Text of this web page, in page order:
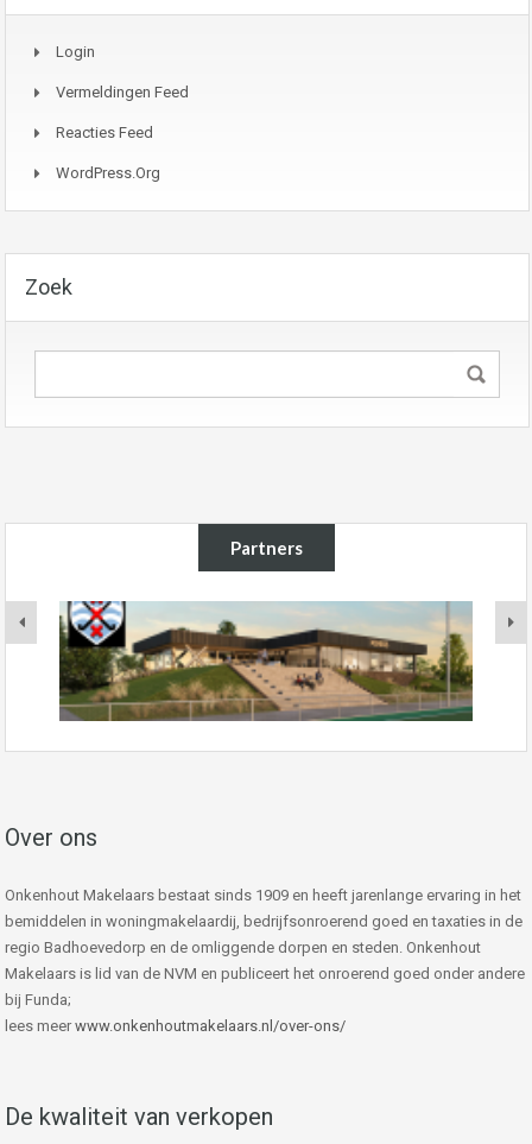
Login
Vermeldingen Feed
Reacties Feed
WordPress.org
Zoek
Partners
Over ons
Onkenhout Makelaars bestaat sinds 1909 en heeft jarenlange ervaring in het
bemiddelen in woningmakelaardij, bedrijfsonroerend goed en taxaties in de
regio Badhoevedorp en de omliggende dorpen en steden. Onkenhout
Makelaars is lid van de NVM en publiceert het onroerend goed onder andere
bij Funda;
lees meer www.onkenhoutmakelaars.nl/over-ons/
De kwaliteit van verkopen